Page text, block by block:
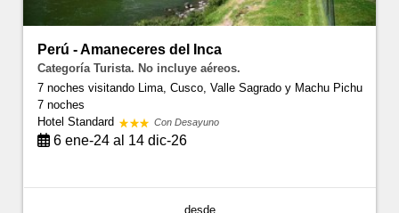
Perú - Amaneceres del Inca
Categoría Turista. No incluye aéreos.
7 noches visitando Lima, Cusco, Valle Sagrado y Machu Pichu
7 noches
Hotel Standard
Con Desayuno
6 ene-24 al 14 dic-26
desde